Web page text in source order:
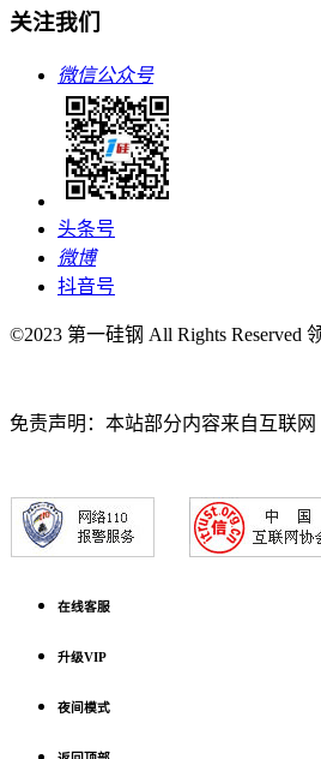
关注我们
微信公众号
头条号
微博
抖音号
©2023 第一硅钢 All Rights Reserved
免责声明：本站部分内容来自互联
在线客服
升级VIP
夜间模式